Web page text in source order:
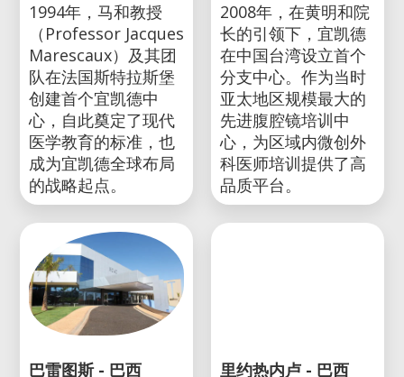
1994年，马和教授
（Professor Jacques
Marescaux）及其团
队在法国斯特拉斯堡
创建首个宜凯德中
心，自此奠定了现代
医学教育的标准，也
成为宜凯德全球布局
的战略起点。
巴雷图斯 - 巴西
2008年，在黄明和院
长的引领下，宜凯德
在中国台湾设立首个
分支中心。作为当时
亚太地区规模最大的
先进腹腔镜培训中
心，为区域内微创外
科医师培训提供了高
品质平台。
里约热内卢 - 巴西